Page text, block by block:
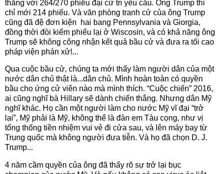
thắng với 264/270 phiếu đại cử tri yêu cầu. Ông Trump thì
chỉ mới 214 phiếu. Và văn phòng tranh cử của ông Trump
cũng đã đệ đơn kiện hai bang Pennsylvania và Giorgia,
đồng thời đòi kiểm phiếu lại ở Wiscosin, và có khả năng ông
Trump sẽ không công nhận kết quả bầu cử và đưa ra tối cao
pháp viện phán xử!...
Qua cuộc bầu cử, chúng ta mới thấy làm người dân của một
nước dân chủ thật là...dân chủ. Mình hoàn toàn có quyền
bầu cho ứng cử viên nào mà mình thích. “Cuộc chiến” 2016,
ai cũng nghĩ bà Hillary sẽ dành chiến thắng. Nhưng dân Mỹ
nghĩ khác. Họ cần một người làm cho nước Mỹ vĩ đại “trở
lại”, Mỹ phải là Mỹ, không thể là đàn em Tàu cọng, như vị
tổng thống tiền nhiệm vui vẻ đi cửa sau, và lên máy bay từ
Trung quốc mà không người đưa tiễn. Và họ đã chọn D. J.
Trump...
4 năm cầm quyền của ông đã thấy rõ sự trở lại bục